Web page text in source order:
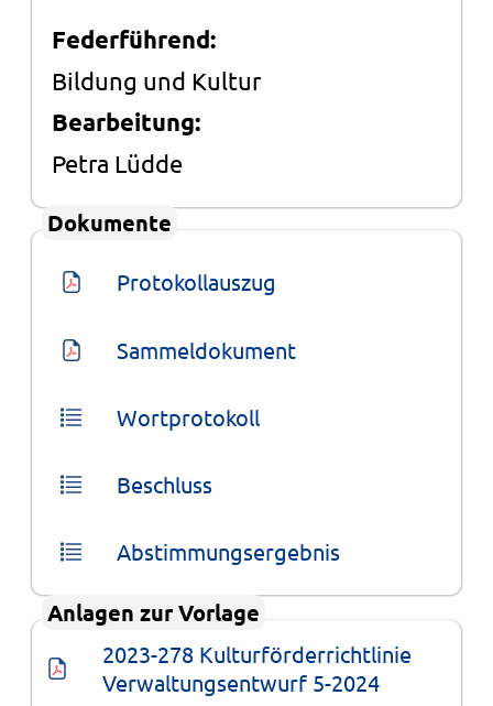
Federführend:
Bildung und Kultur
Bearbeitung:
Petra Lüdde
Dokumente
Protokollauszug
Sammeldokument
Wortprotokoll
Beschluss
Abstimmungsergebnis
Anlagen zur Vorlage
2023-278 Kulturförderrichtlinie
Verwaltungsentwurf 5-2024